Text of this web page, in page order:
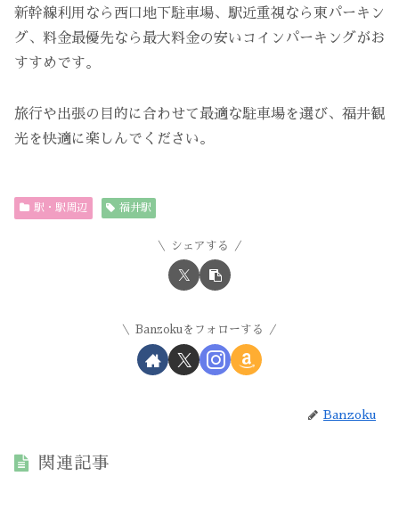
新幹線利用なら西口地下駐車場、駅近重視なら東パーキン
グ、料金最優先なら最大料金の安いコインパーキングがお
すすめです。
旅行や出張の目的に合わせて最適な駐車場を選び、福井観
光を快適に楽しんでください。
駅・駅周辺 福井駅
シェアする
Banzokuをフォローする
Banzoku
関連記事